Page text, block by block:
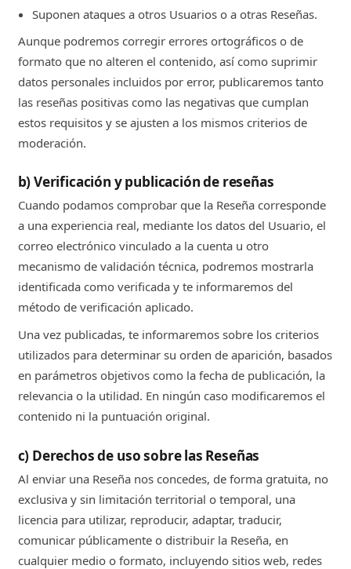
Suponen ataques a otros Usuarios o a otras Reseñas.
Aunque podremos corregir errores ortográficos o de
formato que no alteren el contenido, así como suprimir
datos personales incluidos por error, publicaremos tanto
las reseñas positivas como las negativas que cumplan
estos requisitos y se ajusten a los mismos criterios de
moderación.
b) Verificación y publicación de reseñas
Cuando podamos comprobar que la Reseña corresponde
a una experiencia real, mediante los datos del Usuario, el
correo electrónico vinculado a la cuenta u otro
mecanismo de validación técnica, podremos mostrarla
identificada como verificada y te informaremos del
método de verificación aplicado.
Una vez publicadas, te informaremos sobre los criterios
utilizados para determinar su orden de aparición, basados
en parámetros objetivos como la fecha de publicación, la
relevancia o la utilidad. En ningún caso modificaremos el
contenido ni la puntuación original.
c) Derechos de uso sobre las Reseñas
Al enviar una Reseña nos concedes, de forma gratuita, no
exclusiva y sin limitación territorial o temporal, una
licencia para utilizar, reproducir, adaptar, traducir,
comunicar públicamente o distribuir la Reseña, en
cualquier medio o formato, incluyendo sitios web, redes